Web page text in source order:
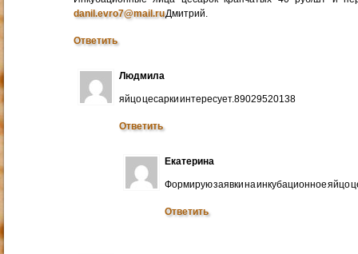
danil.evro7@mail.ruДмитрий.
Ответить
Людмила
яйцо цесарки интересует.89029520138
Ответить
Екатерина
Формирую заявки на инкубационное яйцо
Ответить